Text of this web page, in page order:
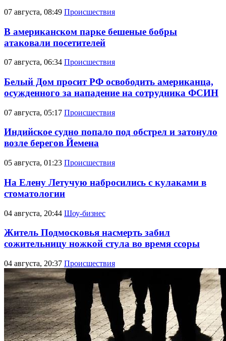
07 августа, 08:49 Происшествия
В американском парке бешеные бобры
атаковали посетителей
07 августа, 06:34 Происшествия
Белый Дом просит РФ освободить американца,
осужденного за нападение на сотрудника ФСИН
07 августа, 05:17 Происшествия
Индийское судно попало под обстрел и затонуло
возле берегов Йемена
05 августа, 01:23 Происшествия
На Елену Летучую набросились с кулаками в
стоматологии
04 августа, 20:44 Шоу-бизнес
Житель Подмосковья насмерть забил
сожительницу ножкой стула во время ссоры
04 августа, 20:37 Происшествия